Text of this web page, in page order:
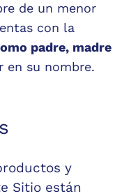
de un menor
con la
padre, madre
en su nombre.
y
Sitio están